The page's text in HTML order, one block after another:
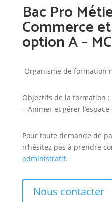
Bac Pro
Commerce
option A –
Organisme de formation
Objectifs de la formation :
– Animer et gérer
Pour toute demande de
n’hésitez pas à prendre
administratif.
Nous contacter